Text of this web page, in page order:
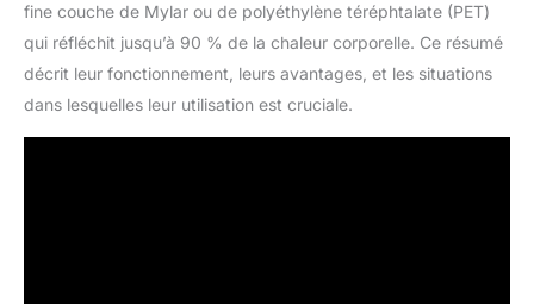
fine couche de Mylar ou de polyéthylène téréphtalate (PET)
qui réfléchit jusqu’à 90 % de la chaleur corporelle. Ce résumé
décrit leur fonctionnement, leurs avantages, et les situations
dans lesquelles leur utilisation est cruciale.